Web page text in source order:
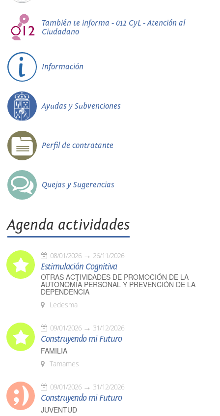
También te informa - 012 CyL - Atención al
Ciudadano
Información
Ayudas y Subvenciones
Perfil de contratante
Quejas y Sugerencias
Agenda actividades
08/01/2026 26/11/2026
Estimulación Cognitiva
OTRAS ACTIVIDADES DE PROMOCIÓN DE LA
AUTONOMÍA PERSONAL Y PREVENCIÓN DE LA
DEPENDENCIA
Ledesma
09/01/2026 31/12/2026
Construyendo mi Futuro
FAMILIA
Tamames
09/01/2026 31/12/2026
Construyendo mi Futuro
JUVENTUD